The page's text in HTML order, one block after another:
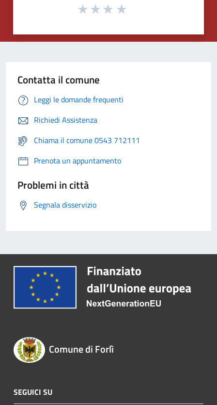
Contatta il comune
Leggi le domande frequenti
Richiedi Assistenza
Chiama il comune 0543 712111
Prenota un appuntamento
Problemi in città
Segnala disservizio
Comune di Forlì
SEGUICI SU